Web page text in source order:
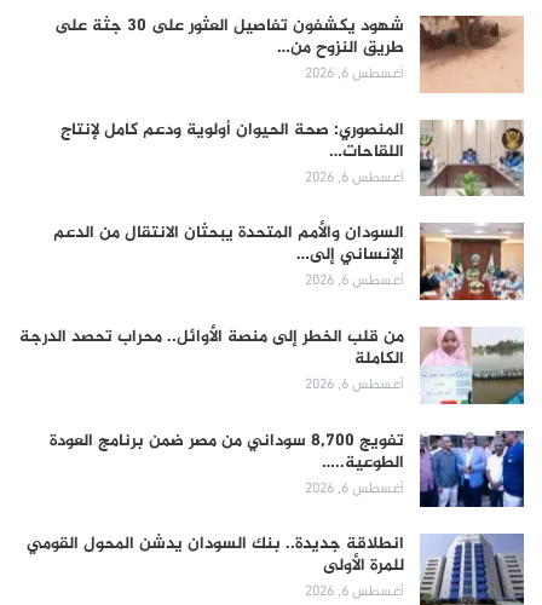
شهود يكشفون تفاصيل العثور على 30 جثة على
طريق النزوح من…
أغسطس 6, 2026
المنصوري: صحة الحيوان أولوية ودعم كامل لإنتاج
اللقاحات…
أغسطس 6, 2026
السودان والأمم المتحدة يبحثان الانتقال من الدعم
الإنساني إلى…
أغسطس 6, 2026
من قلب الخطر إلى منصة الأوائل.. محراب تحصد الدرجة
الكاملة
أغسطس 6, 2026
تفويج 8,700 سوداني من مصر ضمن برنامج العودة
الطوعية..…
أغسطس 6, 2026
انطلاقة جديدة.. بنك السودان يدشن المحول القومي
للمرة الأولى
أغسطس 6, 2026